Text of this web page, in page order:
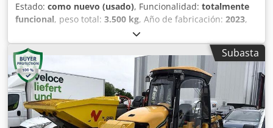
Estado: como nuevo (usado), Funcionalidad: totalmente
funcional, peso total: 3.500 kg, Año de fabricación: 2023,
8 h, 3 unidades disponibles
Dimensiones: 4.284 x 1.100 x 1.903 mm (L x An x Al) Peso
operativo totalmente equipado: 3.500 kg Chjdeyyigmopfx
Al Dsa Transmisión: hidrostática Potencia del motor: 54,6
kW Motor: Kubota V3307 CR-T EW03 Capacidad de
excavación: 50 a 500 m/h Profundidad de trabajo: 200 a
630 mm Ancho de trabajo: 80 a 140 mm Control: Mando a
distancia con servocontroles proporcionales (PPC)
Subasta